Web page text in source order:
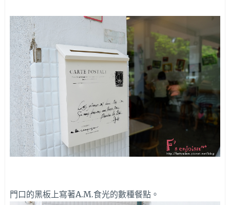
門口的黑板上寫著A.M.食光的數種餐點。